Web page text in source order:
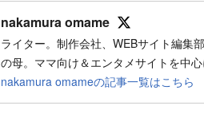
nakamura omame
ライター。制作会社、WEBサイト編集
の母。ママ向け＆エンタメサイトを中心
nakamura omameの記事一覧はこちら